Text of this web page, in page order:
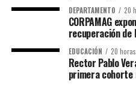
DEPARTAMENTO 20
CORPAMAG
recuperación de
EDUCACIÓN 20
Rector Pablo
primera cohorte